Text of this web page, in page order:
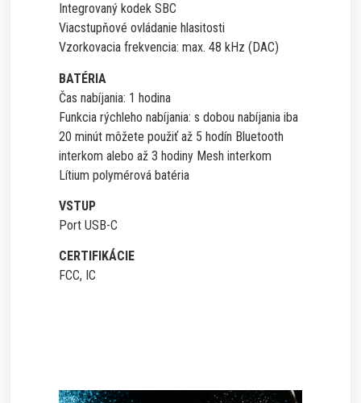
Integrovaný kodek SBC
Viacstupňové ovládanie hlasitosti
Vzorkovacia frekvencia: max. 48 kHz (DAC)
BATÉRIA
Čas nabíjania: 1 hodina
Funkcia rýchleho nabíjania: s dobou nabíjania iba
20 minút môžete použiť až 5 hodín Bluetooth
interkom alebo až 3 hodiny Mesh interkom
Lítium polymérová batéria
VSTUP
Port USB-C
CERTIFIKÁCIE
FCC, IC